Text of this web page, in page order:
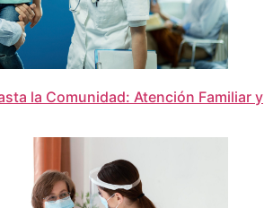
la Comunidad: Atención Familiar y